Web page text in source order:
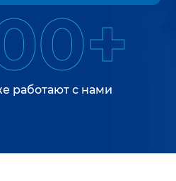
работают с нами